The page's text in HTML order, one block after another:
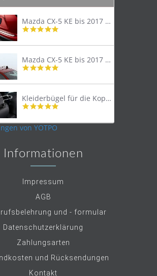
Mazda CX-5 KE bis 2017 Trittschutzleiste Edelstahl original
4.8
rating
Mazda CX-5 KE bis 2017 Lastenträger Dachträger
4.9
rating
Kleiderbügel für die Kopfstütze
4.9
rating
von YOTPO
Informationen
Impressum
AGB
und - formular
Datenschutzerklärung
Zahlungsarten
und Rücksendungen
Kontakt